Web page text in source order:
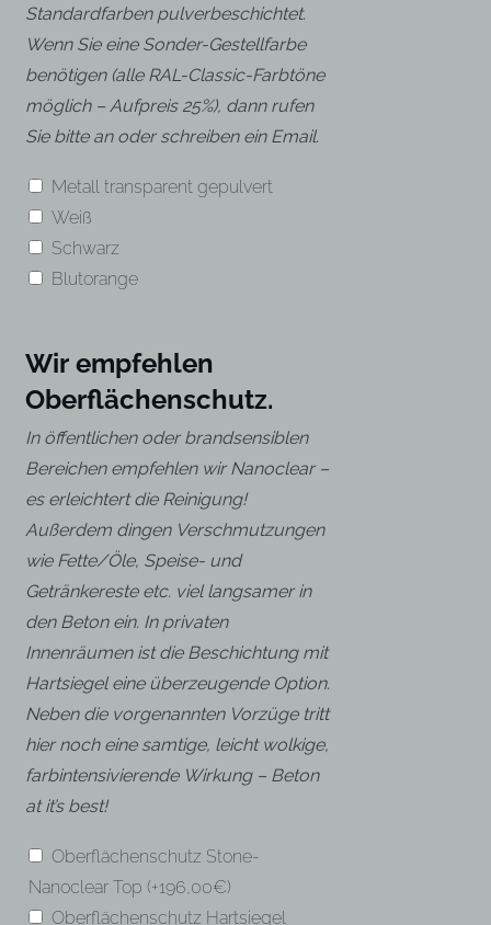
Standardfarben pulverbeschichtet.
Wenn Sie eine Sonder-Gestellfarbe
benötigen (alle RAL-Classic-Farbtöne
möglich – Aufpreis 25%), dann rufen
Sie bitte an oder schreiben ein Email.
Metall transparent gepulvert
Weiß
Schwarz
Blutorange
Wir empfehlen
Oberflächenschutz.
In öffentlichen oder brandsensiblen
Bereichen empfehlen wir Nanoclear –
es erleichtert die Reinigung!
Außerdem dingen Verschmutzungen
wie Fette/Öle, Speise- und
Getränkereste etc. viel langsamer in
den Beton ein. In privaten
Innenräumen ist die Beschichtung mit
Hartsiegel eine überzeugende Option.
Neben die vorgenannten Vorzüge tritt
hier noch eine samtige, leicht wolkige,
farbintensivierende Wirkung – Beton
at it’s best!
Oberflächenschutz Stone-
Nanoclear Top (+196,00€)
Oberflächenschutz Hartsiegel